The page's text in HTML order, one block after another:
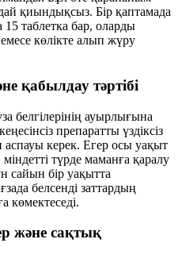
қиындықсыз. Бір қаптамада
таблетка бар, оларды
көлікте алып жүру
қабылдау тәртібі
белгілерінің ауырлығына
препаратты үздіксіз
аспауы керек. Егер осы уақыт
міндетті түрде маманға қаралу
сайын бір уақытта
белсенді заттардың
көмектеседі.
және сақтық